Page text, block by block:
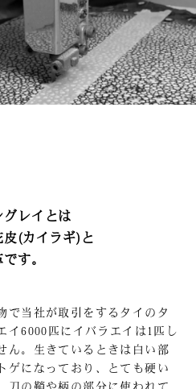
グレイとは
皮(カイラギ)と
す。
で当社が取引をするタイのタ
イ6000匹にイバラエイは1匹し
ん。生きているときは白い部
ゲになっており、とても硬い